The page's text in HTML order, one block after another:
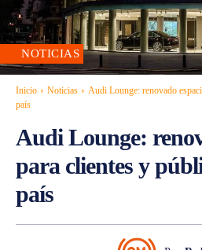
NOTICIAS
Inicio Noticias
Audi Lounge: renovado
país
Audi Lounge:
para clientes y
país